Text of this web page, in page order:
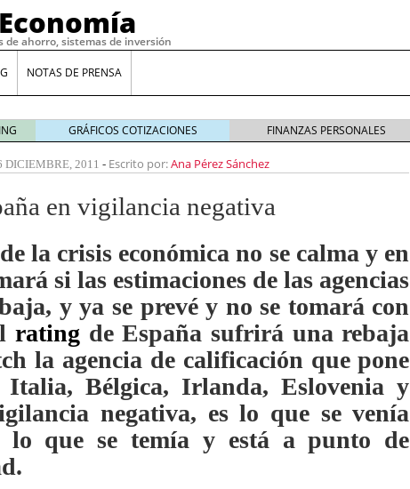
de ahorro, sistemas de inversión
NOTAS DE PRENSA
Costes vs Agilidad: ¿Por qué el Préstamo Promotor privado
12 de diciembre de 2025
Cómo aprovechar esta opción para gestionar tus
de noviembre de 2025
herencia también es una decisión financiera: cómo anticiparte
21 de noviembre de 2025
un software punto de venta?
3 de octubre de 2025
GRÁFICOS COTIZACIONES FINANZAS PERSONALES
DICIEMBRE, 2011 - Escrito por:Ana Pérez Sánchez
en vigilancia negativa
la crisis económica no se calma y en
si las estimaciones de las agencias
y ya se prevé y no se tomará con
rating de España sufrirá una rebaja
la agencia de calificación que pone
Bélgica, Irlanda, Eslovenia y
negativa, es lo que se venía
lo que se temía y está a punto de